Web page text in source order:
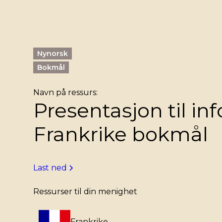
Nynorsk
Bokmål
Navn på ressurs:
Presentasjon til
Frankrike bokmål
Last ned
Ressurser til din menighet